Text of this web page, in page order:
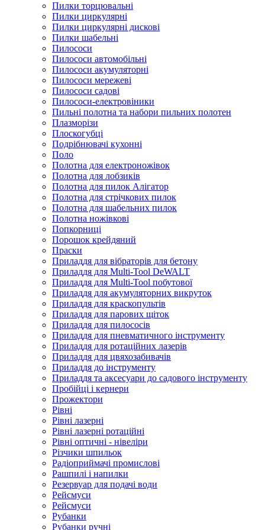
Пилки торцювальні
Пилки циркулярні
Пилки циркулярні дискові
Пилки шабельні
Пилососи
Пилососи автомобільні
Пилососи акумуляторні
Пилососи мережеві
Пилососи садові
Пилососи-електровіники
Пильні полотна та набори пильних полотен
Плазморізи
Плоскогубці
Подрібнювачі кухонні
Поло
Полотна для електроножівок
Полотна для лобзиків
Полотна для пилок Алігатор
Полотна для стрічкових пилок
Полотна для шабельних пилок
Полотна ножівкові
Попкорниці
Порошок крейдяний
Праски
Приладдя для вібраторів для бетону
Приладдя для Multi-Tool DeWALT
Приладдя для Multi-Tool побутової
Приладдя для акумуляторних викруток
Приладдя для краскопультів
Приладдя для парових щіток
Приладдя для пилососів
Приладдя для пневматичного інструменту
Приладдя для ротаційних лазерів
Приладдя для цвяхозабивачів
Приладдя до інструменту
Приладдя та аксесуари до садового інструменту
Пробійці і кернери
Прожектори
Рівні
Рівні лазерні
Рівні лазерні ротаційні
Рівні оптичні - нівеліри
Різчики шпильок
Радіоприймачі промислові
Рашпилі і напилки
Резервуар для подачі води
Рейсмуси
Рейсмуси
Рубанки
Рубанки ручні